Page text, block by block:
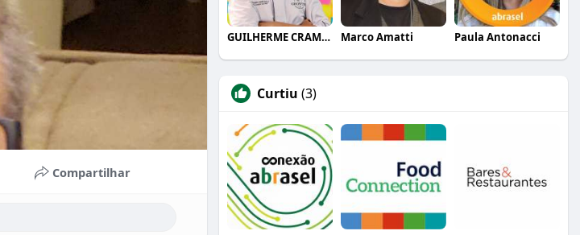
Compartilhar
GUILHERME CRAMER BALLE Marco Amatti Paula Antonacci
Curtiu (3)